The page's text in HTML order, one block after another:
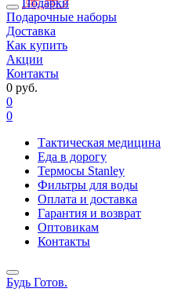
Подарки
Подарочные наборы
Доставка
Как купить
Акции
Контакты
0 руб.
0
0
Тактическая медицина
Еда в дорогу
Термосы Stanley
Фильтры для воды
Оплата и доставка
Гарантия и возврат
Оптовикам
Контакты
Будь Готов.